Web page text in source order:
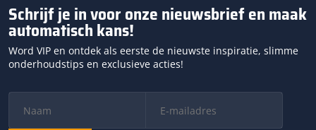
Schrijf je in voor onze nieuwsbrief en maak
automatisch kans!
Word VIP en ontdek als eerste de nieuwste inspiratie, slimme
onderhoudstips en exclusieve acties!